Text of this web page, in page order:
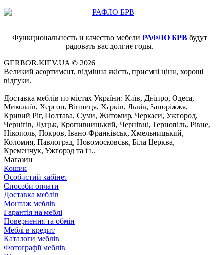
Функциональность и качество мебели РАФЛО БРВбудут
радовать вас долгие годы.
GERBOR.KIEV.UA © 2026
Великий асортимент, відмінна якість, приємні ціни, хороші
відгуки.
Доставка меблів по містах України: Київ, Дніпро, Одеса,
Миколаїв, Херсон, Вінниця, Харків, Львів, Запоріжжя,
Кривий Ріг, Полтава, Суми, Житомир, Черкаси, Ужгород,
Чернігів, Луцьк, Кропивницький, Чернівці, Тернопіль, Рівне,
Нікополь, Покров, Івано-Франківськ, Хмельницький,
Коломия, Павлоград, Новомосковськ, Біла Церква,
Кременчук, Ужгород та ін..
Магазин
Кошик
Особистий кабінет
Способи оплати
Доставка меблів
Монтаж меблів
Гарантія на меблі
Повернення та обмін
Меблі в кредит
Каталоги меблів
Фотографії меблів